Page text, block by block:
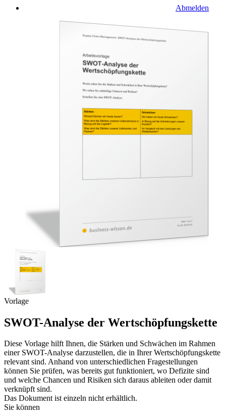
Abmelden
Vorlage
SWOT-Analyse der Wertschöpfungskette
Diese Vorlage hilft Ihnen, die Stärken und Schwächen im Rahmen
einer SWOT-Analyse darzustellen, die in Ihrer Wertschöpfungskette
relevant sind. Anhand von unterschiedlichen Fragestellungen
können Sie prüfen, was bereits gut funktioniert, wo Defizite sind
und welche Chancen und Risiken sich daraus ableiten oder damit
verknüpft sind.
Das Dokument ist einzeln nicht erhältlich.
Sie können